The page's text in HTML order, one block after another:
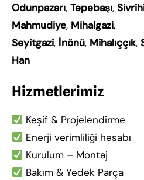
Odunpazarı, Tepebaşı,
Mahmudiye, Mihalgazi,
Seyitgazi, İnönü, Mihalıççık,
Han
Hizmetlerimiz
Keşif & Projelendirme
Enerji verimliliği hesabı
Kurulum – Montaj
Bakım & Yedek Parça